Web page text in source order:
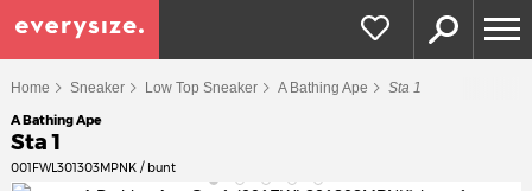
Home Sneaker Low Top Sneaker A Bathing Ape Sta 1
A Bathing Ape
Sta 1
001FWL301303MPNK / bunt